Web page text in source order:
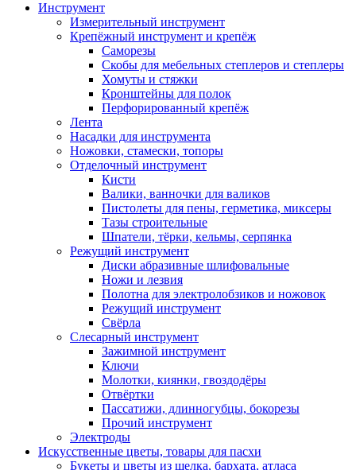
Инструмент
Измерительный инструмент
Крепёжный инструмент и крепёж
Саморезы
Скобы для мебельных степлеров и степлеры
Хомуты и стяжки
Кронштейны для полок
Перфорированный крепёж
Лента
Насадки для инструмента
Ножовки, стамески, топоры
Отделочный инструмент
Кисти
Валики, ванночки для валиков
Пистолеты для пены, герметика, миксеры
Тазы строительные
Шпатели, тёрки, кельмы, серпянка
Режущий инструмент
Диски абразивные шлифовальные
Ножи и лезвия
Полотна для электролобзиков и ножовок
Режущий инструмент
Свёрла
Слесарный инструмент
Зажимной инструмент
Ключи
Молотки, киянки, гвоздодёры
Отвёртки
Пассатижи, длинногубцы, бокорезы
Прочий инструмент
Электроды
Искусственные цветы, товары для пасхи
Букеты и цветы из шелка, бархата, атласа